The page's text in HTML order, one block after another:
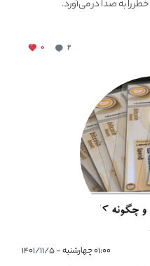
را به صدا در می‌آورد.
۲ ۰
۰۱:۰۰ چهارشنبه - ۱۴۰۱/۱۱/۵